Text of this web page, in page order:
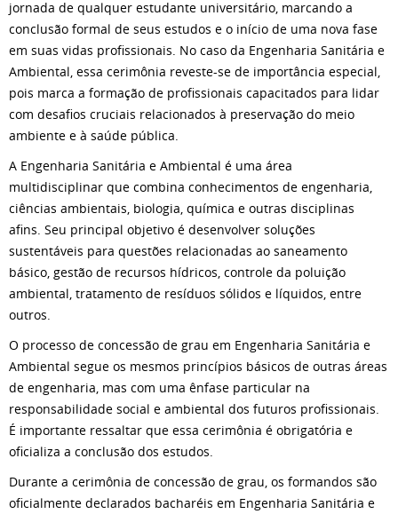
jornada de qualquer estudante universitário, marcando a
conclusão formal de seus estudos e o início de uma nova fase
em suas vidas profissionais. No caso da Engenharia Sanitária e
Ambiental, essa cerimônia reveste-se de importância especial,
pois marca a formação de profissionais capacitados para lidar
com desafios cruciais relacionados à preservação do meio
ambiente e à saúde pública.
A Engenharia Sanitária e Ambiental é uma área
multidisciplinar que combina conhecimentos de engenharia,
ciências ambientais, biologia, química e outras disciplinas
afins. Seu principal objetivo é desenvolver soluções
sustentáveis para questões relacionadas ao saneamento
básico, gestão de recursos hídricos, controle da poluição
ambiental, tratamento de resíduos sólidos e líquidos, entre
outros.
O processo de concessão de grau em Engenharia Sanitária e
Ambiental segue os mesmos princípios básicos de outras áreas
de engenharia, mas com uma ênfase particular na
responsabilidade social e ambiental dos futuros profissionais.
É importante ressaltar que essa cerimônia é obrigatória e
oficializa a conclusão dos estudos.
Durante a cerimônia de concessão de grau, os formandos são
oficialmente declarados bacharéis em Engenharia Sanitária e